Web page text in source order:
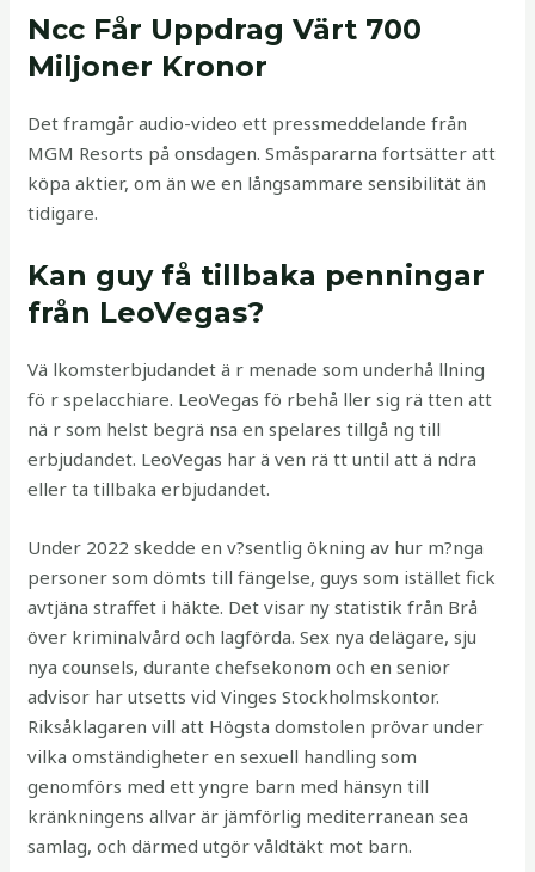
Ncc Får Uppdrag Värt 700
Miljoner Kronor
Det framgår audio-video ett pressmeddelande från
MGM Resorts på onsdagen. Småspararna fortsätter att
köpa aktier, om än we en långsammare sensibilität än
tidigare.
Kan guy få tillbaka penningar
från LeoVegas?
Vä lkomsterbjudandet ä r menade som underhå llning
fö r spelacchiare. LeoVegas fö rbehå ller sig rä tten att
nä r som helst begrä nsa en spelares tillgå ng till
erbjudandet. LeoVegas har ä ven rä tt until att ä ndra
eller ta tillbaka erbjudandet.
Under 2022 skedde en v?sentlig ökning av hur m?nga
personer som dömts till fängelse, guys som istället fick
avtjäna straffet i häkte. Det visar ny statistik från Brå
över kriminalvård och lagförda. Sex nya delägare, sju
nya counsels, durante chefsekonom och en senior
advisor har utsetts vid Vinges Stockholmskontor.
Riksåklagaren vill att Högsta domstolen prövar under
vilka omständigheter en sexuell handling som
genomförs med ett yngre barn med hänsyn till
kränkningens allvar är jämförlig mediterranean sea
samlag, och därmed utgör våldtäkt mot barn.